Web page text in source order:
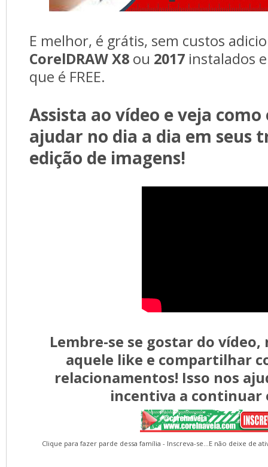
E melhor, é grátis, sem custos
CorelDRAW X8 ou 2017 instalados
que é FREE.
Assista ao vídeo e veja como
ajudar no dia a dia em seus
edição de imagens!
Lembre-se se gostar do vídeo,
aquele like e compartilhar
relacionamentos! Isso nos
incentiva a continuar
Clique para fazer parde dessa família - Inscreva-se...E não deixe de